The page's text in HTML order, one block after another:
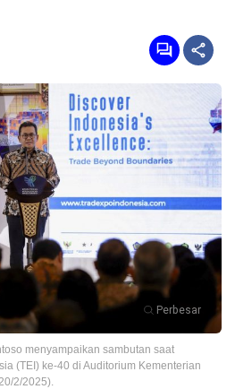
Perbesar
menyampaikan sambutan saat
(TEI) ke-40 di Auditorium Kementerian
2/2025).